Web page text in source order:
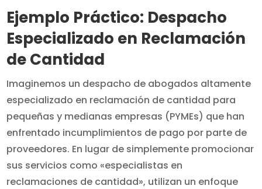
Ejemplo Práctico: Despacho
Especializado en Reclamación
de Cantidad
Imaginemos un despacho de abogados altamente
especializado en reclamación de cantidad para
pequeñas y medianas empresas (PYMEs) que han
enfrentado incumplimientos de pago por parte de
proveedores. En lugar de simplemente promocionar
sus servicios como «especialistas en
reclamaciones de cantidad», utilizan un enfoque